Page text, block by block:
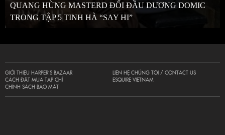
QUANG HÙNG MASTERD ĐỐI ĐẦU DƯƠNG DOMIC
TRONG TẬP 5 TINH HÀ “SAY HI”
GIỚI THIỆU HARPER’S BAZAAR
CÁCH ĐẶT MUA TẠP CHÍ
CHÍNH SÁCH BẢO MẬT
LIÊN HỆ CHÚNG TÔI / CONTACT US
ESQUIRE VIETNAM